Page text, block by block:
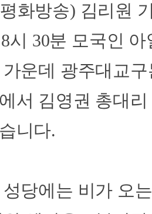
화방송) 김리원
시 30분 모국인
운데 광주대교
서 김영권 총대
니다.
당에는 비가 오